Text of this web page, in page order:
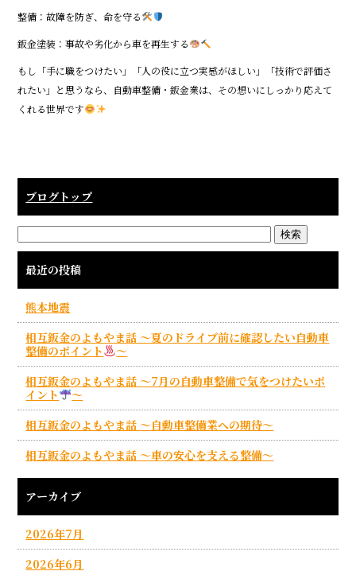
整備：故障を防ぎ、命を守る
鈑金塗装：事故や劣化から車を再生する
もし「手に職をつけたい」「人の役に立つ実感がほしい」「技術で評価さ
れたい」と思うなら、自動車整備・鈑金業は、その想いにしっかり応えて
くれる世界です
ブログトップ
最近の投稿
熊本地震
相互鈑金のよもやま話 ～夏のドライブ前に確認したい自動車
整備のポイント
～
相互鈑金のよもやま話 ～7月の自動車整備で気をつけたいポ
イント
～
相互鈑金のよもやま話 ～自動車整備業への期待～
相互鈑金のよもやま話 ～車の安心を支える整備～
アーカイブ
2026年7月
2026年6月